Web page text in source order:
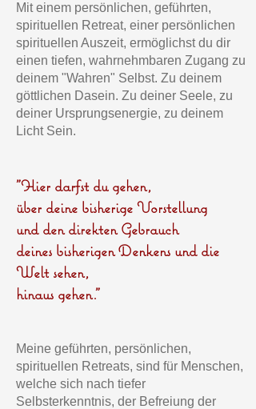
Mit einem persönlichen, geführten,
spirituellen Retreat, einer persönlichen
spirituellen Auszeit, ermöglichst du dir
einen tiefen, wahrnehmbaren Zugang zu
deinem "Wahren" Selbst. Zu deinem
göttlichen Dasein. Zu deiner Seele, zu
deiner Ursprungsenergie, zu deinem
Licht Sein.
"Hier darfst du gehen,
über deine bisherige Vorstellung
und den direkten Gebrauch
deines bisherigen Denkens und die
Welt sehen,
hinaus gehen."
Meine geführten, persönlichen,
spirituellen Retreats, sind für Menschen,
welche sich nach tiefer
Selbsterkenntnis, der Befreiung der